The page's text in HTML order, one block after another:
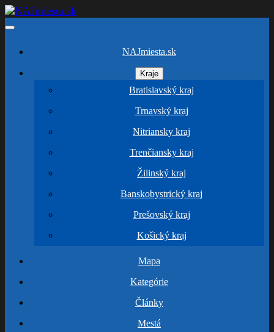
NAJmiesta.sk
Kraje
Bratislavský kraj
Trnavský kraj
Nitriansky kraj
Trenčiansky kraj
Žilinský kraj
Banskobystrický kraj
Prešovský kraj
Košický kraj
Mapa
Kategórie
Články
Mestá